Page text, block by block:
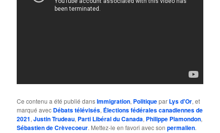
Ce contenu a été publié dansImmigration, Politiquepar Lys d'Or, et
marqué avec Débats télévisés, Élections fédérales canadiennes de
2021,Justin Trudeau, Parti Libéral du Canada, Philippe Plamondon,
Sébastien de Crèvecoeur. Mettez-le en favori avec sonpermalien.